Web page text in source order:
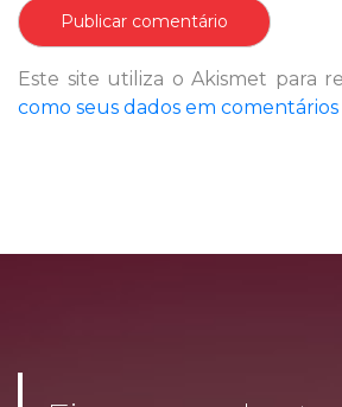
Este site utiliza o Akismet para
como seus dados em comentários